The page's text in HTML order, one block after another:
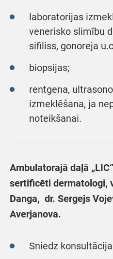
laboratorijas
venerisko slimību
sifiliss, gonoreja
biopsijas;
rentgena,
izmeklēšana, ja
noteikšanai.
Ambulatorajā daļā
sertificēti dermatologi,
Danga, dr. Sergejs
Averjanova.
Sniedz